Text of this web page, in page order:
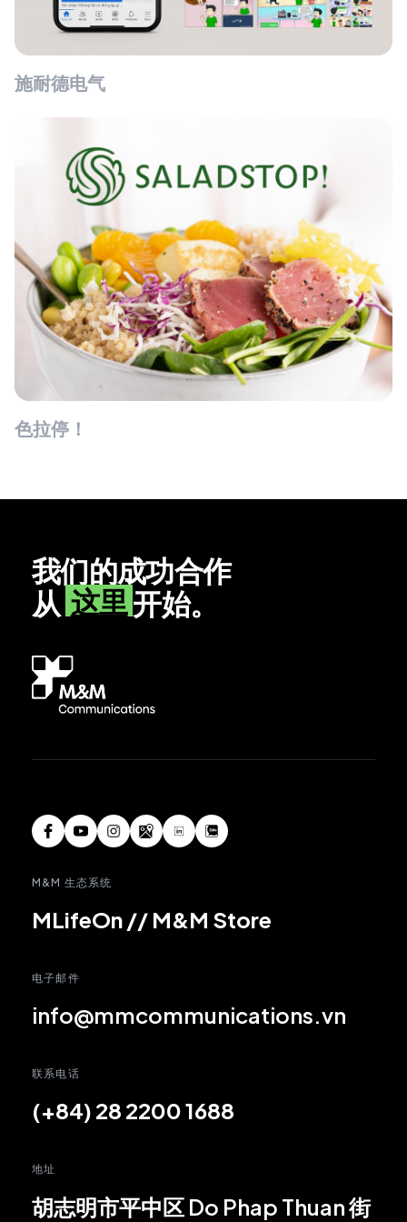
施耐德电气
色拉停！
我们的成功合作
从 这里开始。
M&M 生态系统
MLifeOn // M&M Store
电子邮件
info@mmcommunications.vn
联系电话
(+84) 28 2200 1688
地址
胡志明市平中区 Do Phap Thuan 街